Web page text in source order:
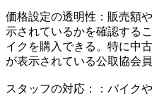
価格設定の透明性：販売額
示されているかを確認する
イクを購入できる。特に中
が表示されている公取協会
スタッフの対応：：バイク